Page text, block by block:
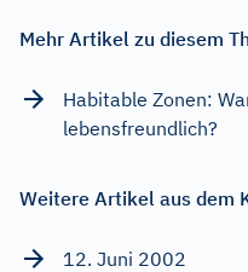
Mehr Artikel zu diesem
Habitable Zonen:
lebensfreundlich?
Weitere Artikel aus dem
12. Juni 2002